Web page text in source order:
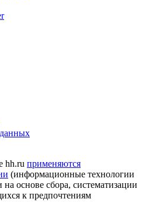
hh.ru применяются
(информационные технологии
основе сбора, систематизации
к предпочтениям